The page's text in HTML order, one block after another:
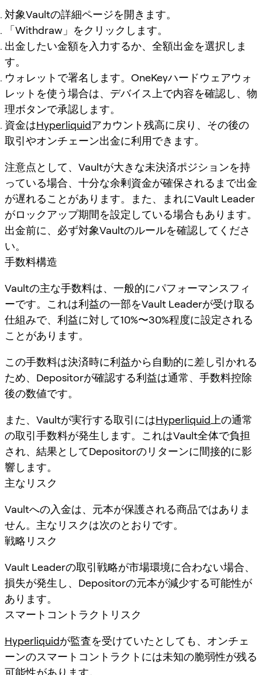
対象Vaultの詳細ページを開きます。
「Withdraw」をクリックします。
出金したい金額を入力するか、全額出金を選択しま
す。
ウォレットで署名します。OneKeyハードウェアウォ
レットを使う場合は、デバイス上で内容を確認し、物
理ボタンで承認します。
資金はHyperliquidアカウント残高に戻り、その後の
取引やオンチェーン出金に利用できます。
注意点として、Vaultが大きな未決済ポジションを持
っている場合、十分な余剰資金が確保されるまで出金
が遅れることがあります。また、まれにVault Leader
がロックアップ期間を設定している場合もあります。
出金前に、必ず対象Vaultのルールを確認してくださ
い。
手数料構造
Vaultの主な手数料は、一般的にパフォーマンスフィ
ーです。これは利益の一部をVault Leaderが受け取る
仕組みで、利益に対して10%〜30%程度に設定される
ことがあります。
この手数料は決済時に利益から自動的に差し引かれる
ため、Depositorが確認する利益は通常、手数料控除
後の数値です。
また、Vaultが実行する取引にはHyperliquid 上の通常
の取引手数料が発生します。これはVault全体で負担
され、結果としてDepositorのリターンに間接的に影
響します。
主なリスク
Vaultへの入金は、元本が保護される商品ではありま
せん。主なリスクは次のとおりです。
戦略リスク
Vault Leaderの取引戦略が市場環境に合わない場合、
損失が発生し、Depositorの元本が減少する可能性が
あります。
スマートコントラクトリスク
Hyperliquidが監査を受けていたとしても、オンチェ
ーンのスマートコントラクトには未知の脆弱性が残る
可能性があります。